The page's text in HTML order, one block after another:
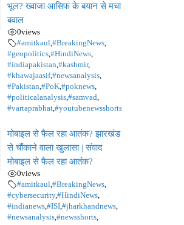
भूल? ख्वाजा आसिफ के बयान से मचा
बवाल
0views
#amitkaul,#BreakingNews,
#geopolitics,#HindiNews,
#indiapakistan,#kashmir,
#khawajaasif,#newsanalysis,
#Pakistan,#PoK,#poknews,
#politicalanalysis,#samvad,
#vartaprabhat,#youtubenewsshorts
मोबाइल से फैल रहा आतंक? झारखंड
से चौंकाने वाला खुलासा | संवाद
मोबाइल से फैल रहा आतंक?
0views
#amitkaul,#BreakingNews,
#cybersecurity,#HindiNews,
#indianews,#ISI,#jharkhandnews,
#newsanalysis,#newsshorts,